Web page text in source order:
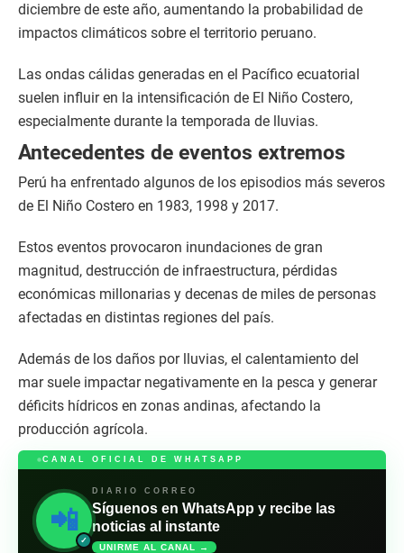
diciembre de este año, aumentando la probabilidad de
impactos climáticos sobre el territorio peruano.
Las ondas cálidas generadas en el Pacífico ecuatorial
suelen influir en la intensificación de El Niño Costero,
especialmente durante la temporada de lluvias.
Antecedentes de eventos extremos
Perú ha enfrentado algunos de los episodios más severos
de El Niño Costero en 1983, 1998 y 2017.
Estos eventos provocaron inundaciones de gran
magnitud, destrucción de infraestructura, pérdidas
económicas millonarias y decenas de miles de personas
afectadas en distintas regiones del país.
Además de los daños por lluvias, el calentamiento del
mar suele impactar negativamente en la pesca y generar
déficits hídricos en zonas andinas, afectando la
producción agrícola.
CANAL OFICIAL DE WHATSAPP
📲
✓
DIARIO CORREO
Síguenos en WhatsApp y recibe las
noticias al instante
UNIRME AL CANAL →